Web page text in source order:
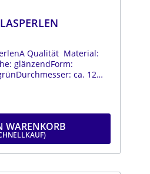
Qualität Material:
glänzendForm:
ca. 12
WARENKORB